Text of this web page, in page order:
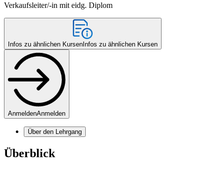
Verkaufsleiter/-in mit eidg. Diplom
Infos zu ähnlichen Kursen Infos zu ähnlichen Kursen
AnmeldenAnmelden
Über den Lehrgang
Überblick